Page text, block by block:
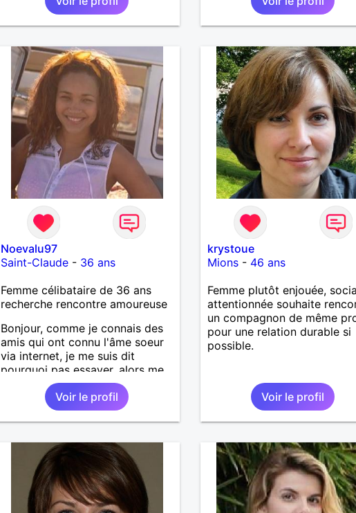
Noevalu97
Saint-Claude- 36 ans
Femme célibataire de 36 ans
recherche rencontre amoureuse
Bonjour, comme je connais des
amis qui ont connu l'âme soeur
via internet, je me suis dit
pourquoi pas essayer, alors me
Voir le profil
krystoue
Mions- 46 ans
Femme plutôt enjouée,
attentionnée souhaite
un compagnon de même
pour une relation durable si
possible.
Voir le profil